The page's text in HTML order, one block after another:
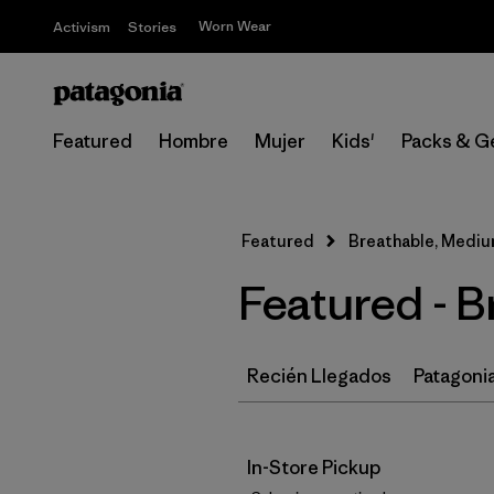
Activism Stories Worn Wear
Featured Hombre Mujer Kids' Packs &
Featured Breathable,
Featured -
Recién Llegados
In-Store Pickup